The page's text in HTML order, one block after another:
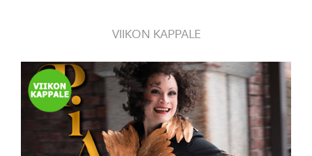
VIIKON KAPPALE